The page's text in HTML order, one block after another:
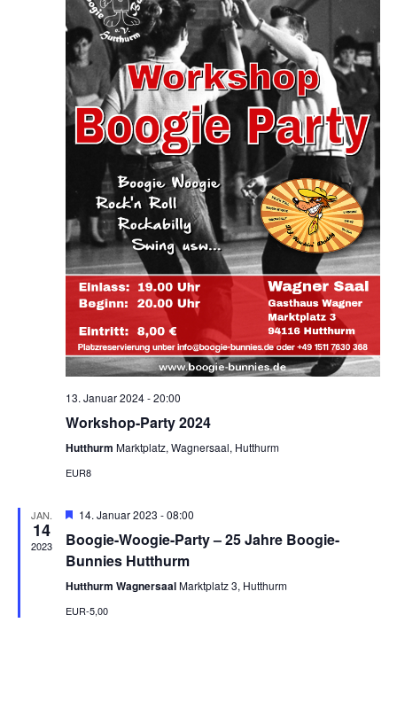
13. Januar 2024 - 20:00
Workshop-Party 2024
Hutthurm Marktplatz, Wagnersaal, Hutthurm
EUR8
JAN.
14
2023
Hervorgehoben
14. Januar 2023 - 08:00
Boogie-Woogie-Party – 25 Jahre Boogie-
Bunnies Hutthurm
Hutthurm WagnersaalMarktplatz 3, Hutthurm
EUR-5,00